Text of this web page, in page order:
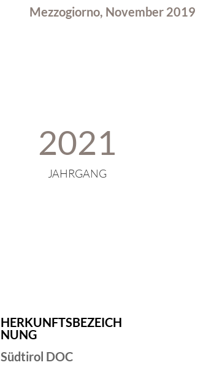
Mezzogiorno, November 2019
2021
JAHRGANG
HERKUNFTSBEZEICH
NUNG
Südtirol DOC